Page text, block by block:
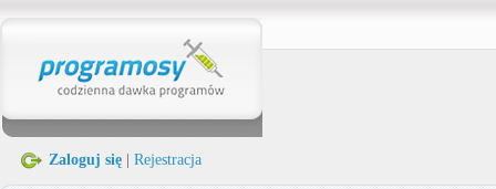
Zaloguj się Rejestracja